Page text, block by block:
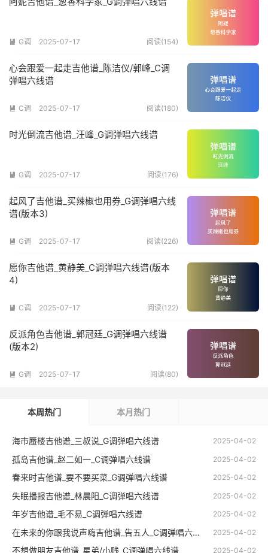
 G调 2025-07-17 阅读(154)
心会跟爱一起走吉他谱_陈洁仪/郭峰_C调
弹唱六线谱
 C调 2025-07-17 阅读(180)
时光倒流吉他谱_汪峰_G调弹唱六线谱
 G调 2025-07-17 阅读(176)
起风了吉他谱_买辣椒也用券_G调弹唱六线
谱(版本3)
 G调 2025-07-17 阅读(226)
愿你吉他谱_黄静美_C调弹唱六线谱(版本
4)
 C调 2025-07-17 阅读(122)
反派角色吉他谱_郭冠廷_G调弹唱六线谱
(版本2)
 G调 2025-07-17 阅读(80)
本周热门 本月热门
2025-04-02
海市蜃楼吉他谱_三叔说_G调弹唱六线谱
2025-04-02
孤岛吉他谱_赵二如一_C调弹唱六线谱
2025-04-02
春来时吉他谱_要不要买菜_G调弹唱六线谱
2025-04-02
失眠播报吉他谱_林晨阳_C调弹唱六线谱
2025-04-02
年岁吉他谱_毛不易_C调弹唱六线谱
2025-04-02
在未来的你跟我说声嗨吉他谱_告五人_C调弹唱六线谱
2025-04-02
不想做朋友吉他谱_星弟/小贱_C调弹唱六线谱